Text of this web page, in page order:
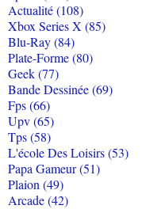
Actualité (108)
Xbox Series X (85)
Blu-Ray (84)
Plate-Forme (80)
Geek (77)
Bande Dessinée (69)
Fps (66)
Upv (65)
Tps (58)
L'école Des Loisirs (53)
Papa Gameur (51)
Plaion (49)
Arcade (42)